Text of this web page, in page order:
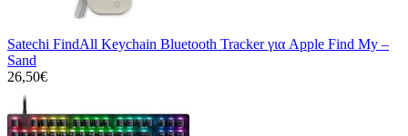
Satechi FindAll Keychain Bluetooth Tracker για Apple Find My –
Sand
26,50€